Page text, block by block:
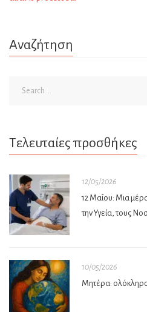
Αναζήτηση
Τελευταίες προσθήκες
12/05/2026
12 Μαΐου: Μια
την Υγεία, τους
10/05/2026
Μητέρα: